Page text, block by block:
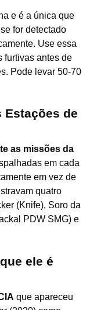
e é a única que
for detectado
Use essa
furtivas antes de
Pode levar 50-70
Estações de
as missões da
em cada
em vez de
quatro
(Knife), Soro da
PDW SMG) e
ele é
que apareceu